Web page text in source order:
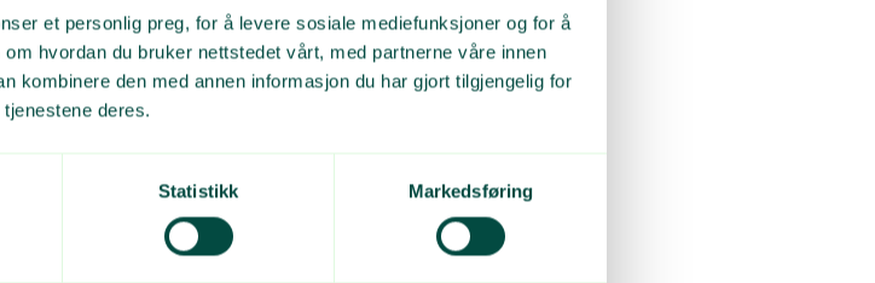
et personlig preg, for å levere sosiale mediefunksjoner og for å
hvordan du bruker nettstedet vårt, med partnerne våre innen
kombinere den med annen informasjon du har gjort tilgjengelig for
deres.
Statistikk Markedsføring